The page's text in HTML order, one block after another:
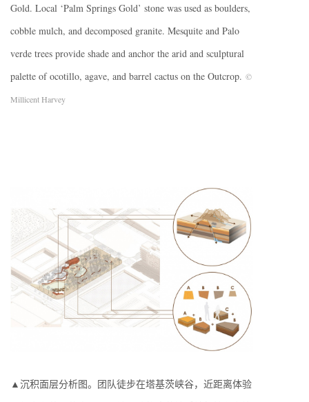
Gold. Local ‘Palm Springs Gold’ stone was used as boulders,
cobble mulch, and decomposed granite. Mesquite and Palo
verde trees provide shade and anchor the arid and sculptural
palette of ocotillo, agave, and barrel cactus on the Outcrop. ©
Millicent Harvey
▲沉积面层分析图。团队徒步在塔基茨峡谷，近距离体验